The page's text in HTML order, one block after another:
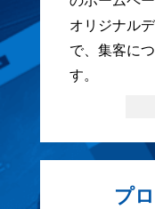
オリジナル
で、集客に
す。
プ